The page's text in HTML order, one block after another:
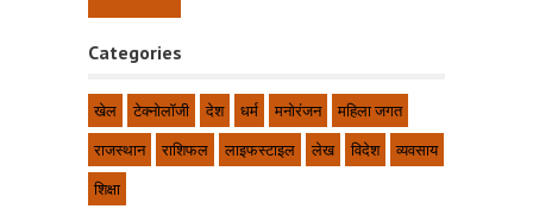
Categories
खेल टेक्नोलॉजी देश धर्म मनोरंजन
महिला जगत
राजस्थान
राशिफल लाइफस्टाइल लेख विदेश
व्यवसाय
शिक्षा